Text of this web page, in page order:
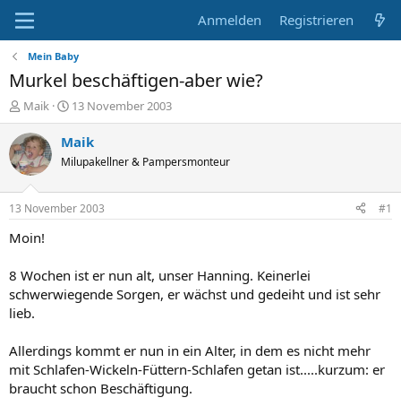
Anmelden Registrieren
Mein Baby
Murkel beschäftigen-aber wie?
E
r
s
t
e
e
r
Maik
E
r
s
t
e
t
13 November 2003
Maik
Milupakellner & Pampersmonteur
13 November 2003 #1
Moin!
8 Wochen ist er nun alt, unser Hanning. Keinerlei
schwerwiegende Sorgen, er wächst und gedeiht und ist sehr
lieb.
Allerdings kommt er nun in ein Alter, in dem es nicht mehr
mit Schlafen-Wickeln-Füttern-Schlafen getan ist.....kurzum: er
braucht schon Beschäftigung.